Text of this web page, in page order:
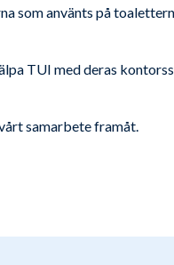
som använts på
TUI med deras
samarbete framåt.